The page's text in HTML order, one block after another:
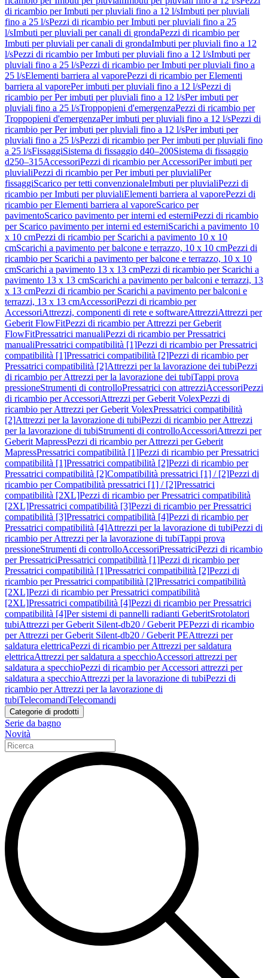
di ricambio per Imbuti per pluviali fino a 12 l/sImbuti per pluviali
fino a 25 l/sPezzi di ricambio per Imbuti per pluviali fino a 25
l/sImbuti per pluviali per canali di grondaPezzi di ricambio per
Imbuti per pluviali per canali di grondaImbuti per pluviali fino a 12
l/sPezzi di ricambio per Imbuti per pluviali fino a 12 l/sImbuti per
pluviali fino a 25 l/sPezzi di ricambio per Imbuti per pluviali fino a
25 l/sElementi barriera al vaporePezzi di ricambio per Elementi
barriera al vaporePer imbuti per pluviali fino a 12 l/sPezzi di
ricambio per Per imbuti per pluviali fino a 12 l/sPer imbuti per
pluviali fino a 25 l/sTroppopieni d'emergenzaPezzi di ricambio per
Troppopieni d'emergenzaPer imbuti per pluviali fino a 12 l/sPezzi di
ricambio per Per imbuti per pluviali fino a 12 l/sPer imbuti per
pluviali fino a 25 l/sPezzi di ricambio per Per imbuti per pluviali fino
a 25 l/sFissaggiSistema di fissaggio d40–200Sistema di fissaggio
d250–315AccessoriPezzi di ricambio per AccessoriPer imbuti per
pluvialiPezzi di ricambio per Per imbuti per pluvialiPer
fissaggiScarico per tetti convenzionaleImbuti per pluvialiPezzi di
ricambio per Imbuti per pluvialiElementi barriera al vaporePezzi di
ricambio per Elementi barriera al vaporeScarico per
pavimentoScarico pavimento per interni ed esterniPezzi di ricambio
per Scarico pavimento per interni ed esterniScarichi a pavimento 10
x 10 cmPezzi di ricambio per Scarichi a pavimento 10 x 10
cmScarichi a pavimento per balcone e terrazzo, 10 x 10 cmPezzi di
ricambio per Scarichi a pavimento per balcone e terrazzo, 10 x 10
cmScarichi a pavimento 13 x 13 cmPezzi di ricambio per Scarichi a
pavimento 13 x 13 cmScarichi a pavimento per balconi e terrazzi, 13
x 13 cmPezzi di ricambio per Scarichi a pavimento per balconi e
terrazzi, 13 x 13 cmAccessoriPezzi di ricambio per
AccessoriAttrezzi, componenti di rete e softwareAttrezziAttrezzi per
Geberit FlowFitPezzi di ricambio per Attrezzi per Geberit
FlowFitPressatrici manualiPezzi di ricambio per Pressatrici
manualiPressatrici compatibilità [1]Pezzi di ricambio per Pressatrici
compatibilità [1]Pressatrici compatibilità [2]Pezzi di ricambio per
Pressatrici compatibilità [2]Attrezzi per la lavorazione dei tubiPezzi
di ricambio per Attrezzi per la lavorazione dei tubiTappi prova
pressioneStrumenti di controlloPressatrici con attrezziAccessoriPezzi
di ricambio per AccessoriAttrezzi per Geberit VolexPezzi di
ricambio per Attrezzi per Geberit VolexPressatrici compatibilità
[2]Attrezzi per la lavorazione di tubiPezzi di ricambio per Attrezzi
per la lavorazione di tubiStrumenti di controlloAccessoriAttrezzi per
Geberit MapressPezzi di ricambio per Attrezzi per Geberit
MapressPressatrici compatibilità [1]Pezzi di ricambio per Pressatrici
compatibilità [1]Pressatrici compatibilità [2]Pezzi di ricambio per
Pressatrici compatibilità [2]Compatibilità pressatrici [1] / [2]Pezzi di
ricambio per Compatibilità pressatrici [1] / [2]Pressatrici
compatibilità [2XL]Pezzi di ricambio per Pressatrici compatibilità
[2XL]Pressatrici compatibilità [3]Pezzi di ricambio per Pressatrici
compatibilità [3]Pressatrici compatibilità [4]Pezzi di ricambio per
Pressatrici compatibilità [4]Attrezzi per la lavorazione di tubiPezzi di
ricambio per Attrezzi per la lavorazione di tubiTappi prova
pressioneStrumenti di controlloAccessoriPressatriciPezzi di ricambio
per PressatriciPressatrici compatibilità [1]Pezzi di ricambio per
Pressatrici compatibilità [1]Pressatrici compatibilità [2]Pezzi di
ricambio per Pressatrici compatibilità [2]Pressatrici compatibilità
[2XL]Pezzi di ricambio per Pressatrici compatibilità
[2XL]Pressatrici compatibilità [4]Pezzi di ricambio per Pressatrici
compatibilità [4]Per sistemi di pannelli radianti GeberitSrotolatori
tubiAttrezzi per Geberit Silent-db20 / Geberit PEPezzi di ricambio
per Attrezzi per Geberit Silent-db20 / Geberit PEAttrezzi per
saldatura elettricaPezzi di ricambio per Attrezzi per saldatura
elettricaAttrezzi per saldatura a specchioAccessori attrezzi per
saldatura a specchioPezzi di ricambio per Accessori attrezzi per
saldatura a specchioAttrezzi per la lavorazione di tubiPezzi di
ricambio per Attrezzi per la lavorazione di
tubiTelecomandiTelecomandi
Categorie di prodotti
Serie da bagno
Novità